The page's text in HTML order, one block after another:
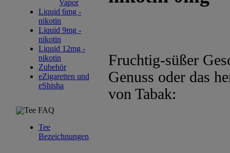
Vapor
Liquid 6mg -
nikotin
Liquid 9mg -
nikotin
Liquid 12mg -
nikotin
Zubehör
eZigaretten und
eShisha
Tee FAQ
Tee
Bezeichnungen
Fruchtig-süßer
Genuss oder das
von Tabak: